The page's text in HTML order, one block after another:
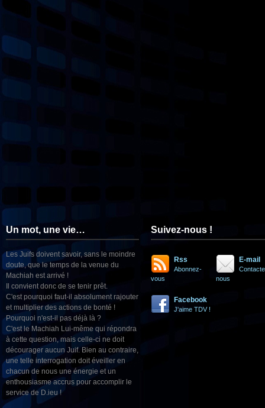
Un mot, une vie…
Les Juifs doivent savoir, sans le moindre
doute, que le temps de la venue du
Machiah est arrivé !
Il convient donc de se tenir prêt.
C'est pourquoi faut-il absolument rajouter
et multiplier des actions de bonté !
Pourquoi n'est-il pas déjà là ?
C'est le Machiah Lui-même qui répondra
à cette question, mais celle-ci ne doit
décourager aucun Juif. Bien au contraire,
une telle interrogation doit éveiller en
chacun de nous une énergie et un
enthousiasme accrus pour accomplir le
service de D.ieu !
Suivez-nous !
Rss
Abonnez-
vous
E-mail
nous
Facebook
J'aime TDV !